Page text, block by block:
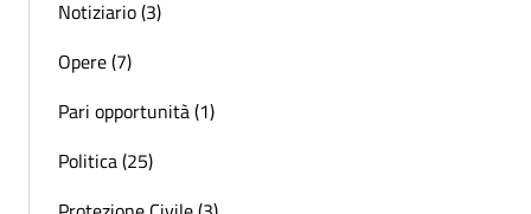
Notiziario (3)
Opere (7)
Pari opportunità (1)
Politica (25)